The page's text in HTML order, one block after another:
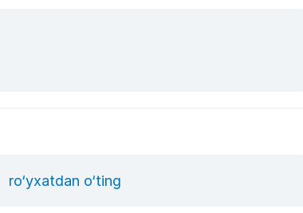
ro‘yxatdan o‘ting